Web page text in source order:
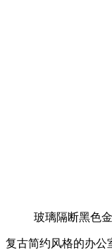
玻璃隔断黑色
复古简约风格的办公